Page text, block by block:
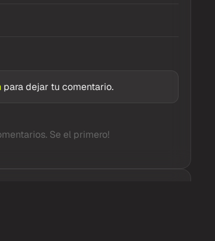
para dejar tu comentario.
Se el primero!